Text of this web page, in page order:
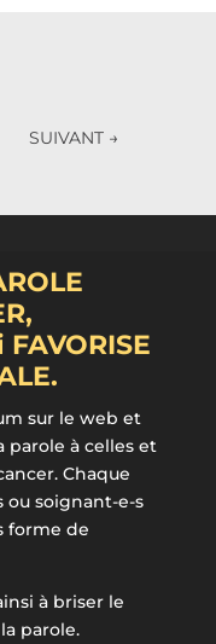
SUIVANT →
sur le web et
parole à celles et
Chaque
ou soignant-e-s
forme de
à briser le
parole.